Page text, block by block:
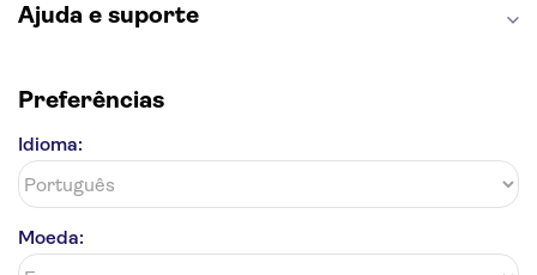
Ajuda e suporte
Preferências
Idioma:
Moeda: